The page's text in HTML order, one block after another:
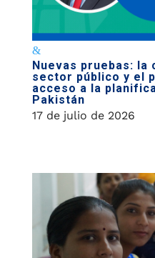
Nuevas pruebas: la
sector público y el
acceso a la
Pakistán
17 de julio de 2026